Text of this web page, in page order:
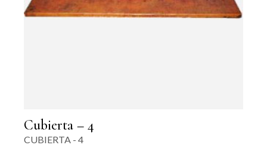
Cubierta – 4
CUBIERTA - 4